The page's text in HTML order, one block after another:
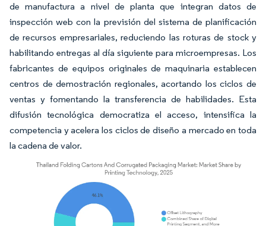
de manufactura a nivel de planta que integran datos de
inspección web con la previsión del sistema de planificación
de recursos empresariales, reduciendo las roturas de stock y
habilitando entregas al día siguiente para microempresas. Los
fabricantes de equipos originales de maquinaria establecen
centros de demostración regionales, acortando los ciclos de
ventas y fomentando la transferencia de habilidades. Esta
difusión tecnológica democratiza el acceso, intensifica la
competencia y acelera los ciclos de diseño a mercado en toda
la cadena de valor.